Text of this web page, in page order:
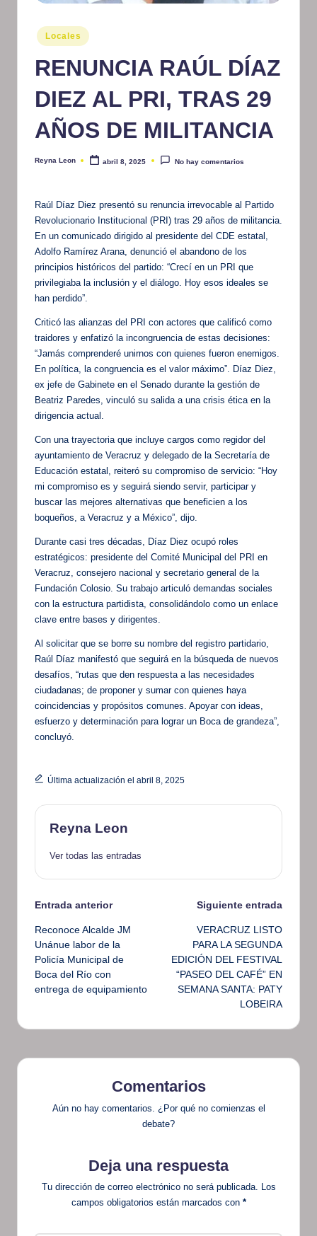
at
iv
o
Publicado
en
Locales
RENUNCIA RAÚL DÍAZ
DIEZ AL PRI, TRAS 29
AÑOS DE MILITANCIA
Publicado
Reyna Leon abril 8, 2025 No hay comentarios
Raúl Díaz Diez presentó su renuncia irrevocable al Partido
Revolucionario Institucional (PRI) tras 29 años de militancia.
En un comunicado dirigido al presidente del CDE estatal,
Adolfo Ramírez Arana, denunció el abandono de los
principios históricos del partido: “Crecí en un PRI que
privilegiaba la inclusión y el diálogo. Hoy esos ideales se
han perdido”.
Criticó las alianzas del PRI con actores que calificó como
traidores y enfatizó la incongruencia de estas decisiones:
“Jamás comprenderé unirnos con quienes fueron enemigos.
En política, la congruencia es el valor máximo”. Díaz Diez,
ex jefe de Gabinete en el Senado durante la gestión de
Beatriz Paredes, vinculó su salida a una crisis ética en la
dirigencia actual.
Con una trayectoria que incluye cargos como regidor del
ayuntamiento de Veracruz y delegado de la Secretaría de
Educación estatal, reiteró su compromiso de servicio: “Hoy
mi compromiso es y seguirá siendo servir, participar y
buscar las mejores alternativas que beneficien a los
boqueños, a Veracruz y a México”, dijo.
Durante casi tres décadas, Díaz Diez ocupó roles
estratégicos: presidente del Comité Municipal del PRI en
Veracruz, consejero nacional y secretario general de la
Fundación Colosio. Su trabajo articuló demandas sociales
con la estructura partidista, consolidándolo como un enlace
clave entre bases y dirigentes.
Al solicitar que se borre su nombre del registro partidario,
Raúl Díaz manifestó que seguirá en la búsqueda de nuevos
desafíos, “rutas que den respuesta a las necesidades
ciudadanas; de proponer y sumar con quienes haya
coincidencias y propósitos comunes. Apoyar con ideas,
esfuerzo y determinación para lograr un Boca de grandeza”,
concluyó.
Última actualización el abril 8, 2025
Reyna Leon
Ver todas las entradas
Navegación
de
entradas
Entrada anterior
Reconoce Alcalde JM
Unánue labor de la
Policía Municipal de
Boca del Río con
entrega de equipamiento
Siguiente entrada
VERACRUZ LISTO
PARA LA SEGUNDA
EDICIÓN DEL FESTIVAL
“PASEO DEL CAFÉ” EN
SEMANA SANTA: PATY
LOBEIRA
Comentarios
Aún no hay comentarios. ¿Por qué no comienzas el
debate?
Deja una respuesta
Tu dirección de correo electrónico no será publicada. Los
campos obligatorios están marcados con *